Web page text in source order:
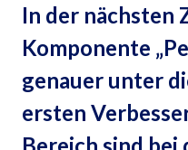
In der nächsten
Komponente
genauer unter
ersten